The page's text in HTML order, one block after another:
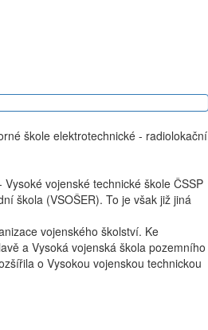
škole elektrotechnické - radiolokační
vojenské technické škole ČSSP
škola (VSOŠER). To je však již jiná
vojenského školství. Ke
a Vysoká vojenská škola pozemního
o Vysokou vojenskou technickou